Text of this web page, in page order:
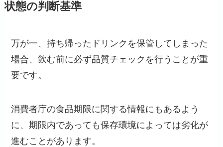
状態の判断基準
万が一、持ち帰ったドリンクを保管してしまった
場合、飲む前に必ず品質チェックを行うことが重
要です。
消費者庁の食品期限に関する情報にもあるよう
に、期限内であっても保存環境によっては劣化が
進むことがあります。